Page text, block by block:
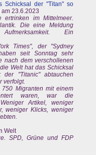
Schicksal der "Titan" so
23.6.2023
ertrinken im Mittelmeer.
Die eine Meldung
Ein
Times", der "Sydney
seit Sonntag sehr
nach dem verschollenen
Welt hat das Schicksal
"Titanic" abtauchen
verfolgt.
Migranten mit einem
waren, war die
Artikel, weniger
weniger Klicks, weniger
Welt
SPD, Grüne und FDP